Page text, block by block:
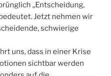
„Entscheidung,
Jetzt nehmen wir
schwierige
uns, dass in einer Krise
sichtbar werden